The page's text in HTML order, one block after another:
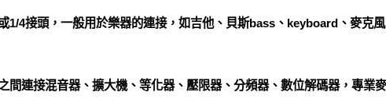
1/4接頭，一般用於樂器的連接，如吉他、貝斯bass、keyboard、麥克
間連接混音器、擴大機、等化器、壓限器、分頻器、數位解碼器，專業